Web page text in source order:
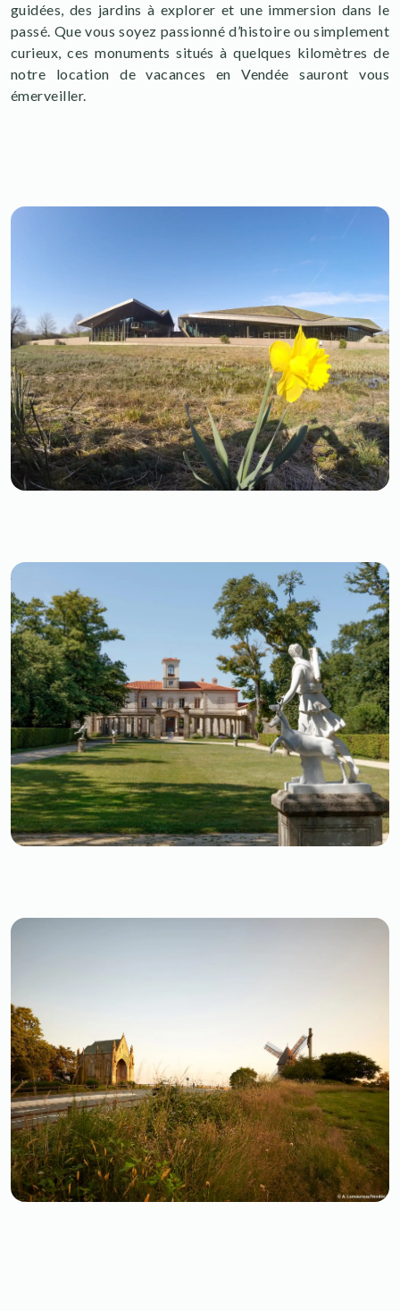
guidées, des jardins à explorer et une immersion dans le
passé. Que vous soyez passionné d’histoire ou simplement
curieux, ces monuments situés à quelques kilomètres de
notre location de vacances en Vendée sauront vous
émerveiller.